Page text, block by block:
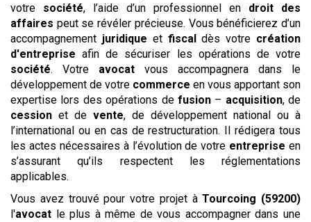
votre société, l’aide d’un professionnel en droit des
affaires peut se révéler précieuse. Vous bénéficierez d’un
accompagnement juridique et fiscaldès votre création
d'entreprise afin de sécuriser les opérations de votre
société. Votre avocat vous accompagnera dans le
développement de votre commerce en vous apportant son
expertise lors des opérations de fusion– acquisition, de
cession et de vente, de développement national ou à
l’international ou en cas de restructuration. Il rédigera tous
les actes nécessaires à l’évolution de votre entreprise en
s’assurant qu’ils respectent les réglementations
applicables.
Vous avez trouvé pour votre projet àTourcoing (59200)
l'avocat le plus à même de vous accompagner dans une